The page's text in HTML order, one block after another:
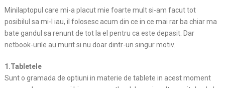
Minilaptopul care mi-a placut mie foarte mult si-am facut tot
posibilul sa mi-l iau, il folosesc acum din ce in ce mai rar ba chiar ma
bate gandul sa renunt de tot la el pentru ca este depasit. Dar
netbook-urile au murit si nu doar dintr-un singur motiv.
1.Tabletele
Sunt o gramada de optiuni in materie de tablete in acest moment